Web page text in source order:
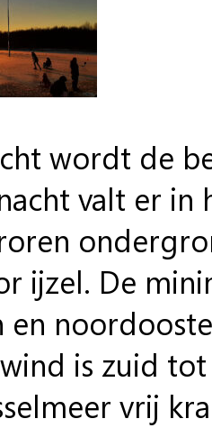
wordt de
valt er
ijzel. De
en
is zuid
vrij